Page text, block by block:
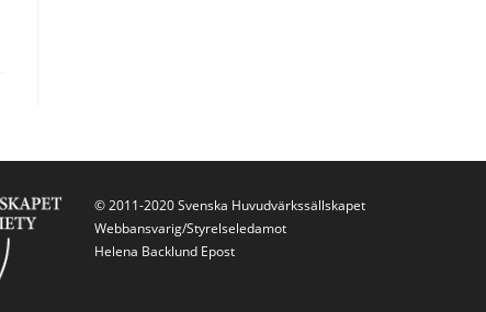
© 2011-2020 Svenska Huvudvärkssällskapet
Webbansvarig/Styrelseledamot
Helena Backlund Epost